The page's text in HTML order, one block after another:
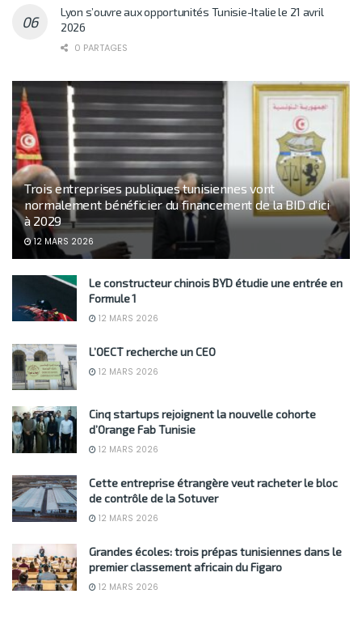
Lyon s’ouvre aux opportunités Tunisie-Italie le 21 avril
2026
0 PARTAGES
Trois entreprises publiques tunisiennes vont
normalement bénéficier du financement de la BID d’ici
à 2029
12 MARS 2026
Le constructeur chinois BYD étudie une entrée en
Formule 1
12 MARS 2026
L’OECT recherche un CEO
12 MARS 2026
Cinq startups rejoignent la nouvelle cohorte
d’Orange Fab Tunisie
12 MARS 2026
Cette entreprise étrangère veut racheter le bloc
de contrôle de la Sotuver
12 MARS 2026
Grandes écoles: trois prépas tunisiennes dans le
premier classement africain du Figaro
12 MARS 2026